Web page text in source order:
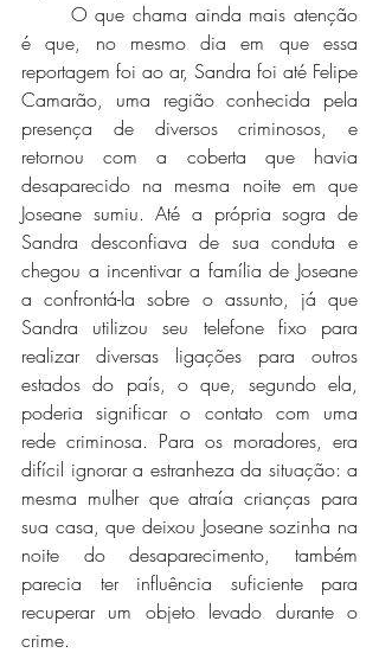
é que, no mesmo dia em que essa
reportagem foi ao ar, Sandra foi até Felipe
Camarão, uma região conhecida pela
presença de diversos criminosos, e
retornou com a coberta que havia
desaparecido na mesma noite em que
Joseane sumiu. Até a própria sogra de
Sandra desconfiava de sua conduta e
chegou a incentivar a família de Joseane
a confrontá-la sobre o assunto, já que
Sandra utilizou seu telefone fixo para
realizar diversas ligações para outros
estados do país, o que, segundo ela,
poderia significar o contato com uma
rede criminosa. Para os moradores, era
difícil ignorar a estranheza da situação: a
mesma mulher que atraía crianças para
sua casa, que deixou Joseane sozinha na
noite do desaparecimento, também
parecia ter influência suficiente para
recuperar um objeto levado durante o
crime.